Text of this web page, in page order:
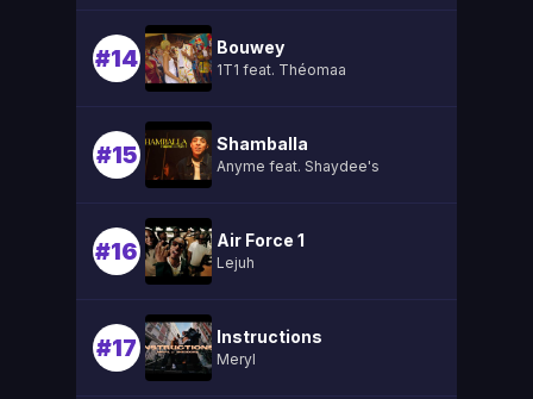
#14 Bouwey
1T1 feat. Théomaa
#15 Shamballa
Anyme feat. Shaydee's
#16 Air Force 1
Lejuh
#17 Instructions
Meryl